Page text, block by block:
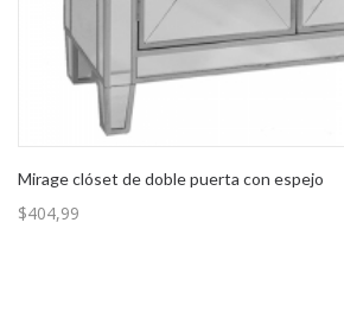
Mirage clóset de doble puerta con espejo
$404,99